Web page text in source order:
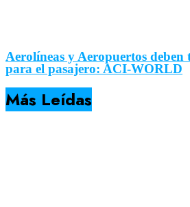
Aerolíneas y Aeropuertos
para el pasajero: ACI-WORLD
Más Leídas